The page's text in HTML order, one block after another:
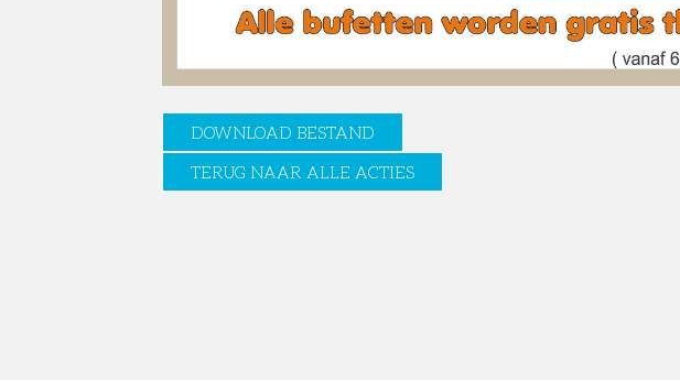
DOWNLOAD BESTAND
TERUG NAAR ALLE ACTIES